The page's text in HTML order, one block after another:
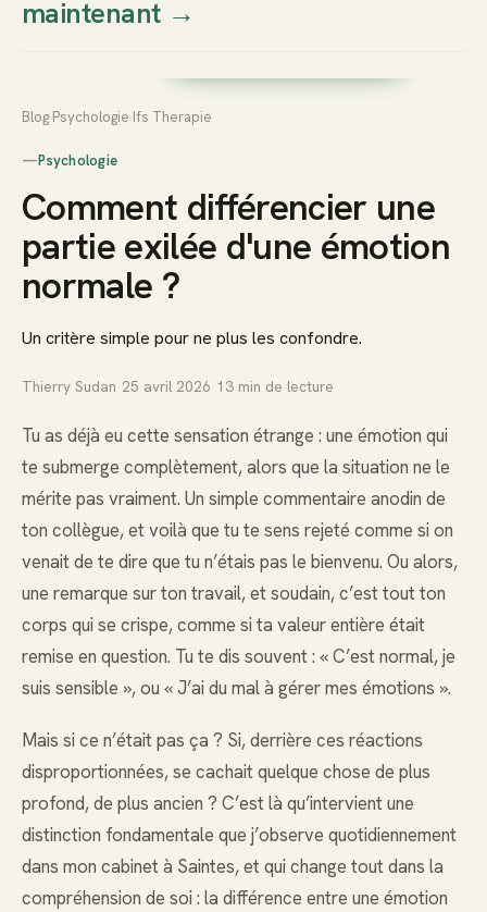
Thierry
Prendre rendez-vous dès
maintenant→
Blog Psychologie Ifs Therapie
—Psychologie
Comment différencier une
partie exilée d'une émotion
normale ?
Un critère simple pour ne plus les confondre.
Thierry Sudan 25 avril 2026 13 min de lecture
Tu as déjà eu cette sensation étrange : une émotion qui
te submerge complètement, alors que la situation ne le
mérite pas vraiment. Un simple commentaire anodin de
ton collègue, et voilà que tu te sens rejeté comme si on
venait de te dire que tu n’étais pas le bienvenu. Ou alors,
une remarque sur ton travail, et soudain, c’est tout ton
corps qui se crispe, comme si ta valeur entière était
remise en question. Tu te dis souvent : « C’est normal, je
suis sensible », ou « J’ai du mal à gérer mes émotions ».
Mais si ce n’était pas ça ? Si, derrière ces réactions
disproportionnées, se cachait quelque chose de plus
profond, de plus ancien ? C’est là qu’intervient une
distinction fondamentale que j’observe quotidiennement
dans mon cabinet à Saintes, et qui change tout dans la
compréhension de soi : la différence entre une émotion